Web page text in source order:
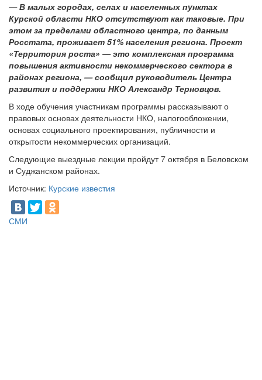
— В малых городах, селах и населенных пунктах
Курской области НКО отсутствуют как таковые. При
этом за пределами областного центра, по данным
Росстата, проживает 51% населения региона. Проект
«Территория роста» — это комплексная программа
повышения активности некоммерческого сектора в
районах региона, — сообщил руководитель Центра
развития и поддержки НКО Александр Терновцов.
В ходе обучения участникам программы рассказывают о
правовых основах деятельности НКО, налогообложении,
основах социального проектирования, публичности и
открытости некоммерческих организаций.
Следующие выездные лекции пройдут 7 октября в Беловском
и Суджанском районах.
Источник: Курские известия
СМИ